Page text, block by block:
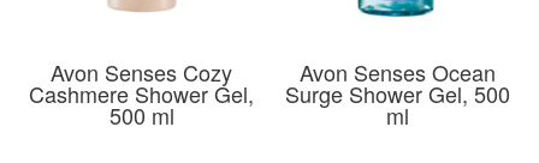
Avon Senses Cozy
Cashmere Shower Gel,
500 ml
Avon Senses Ocean
Surge Shower Gel, 500
ml